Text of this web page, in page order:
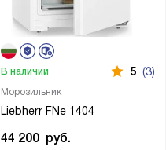
Морозильник
Liebherr FNe 1404
В наличии 5 (3)
44 200 руб.